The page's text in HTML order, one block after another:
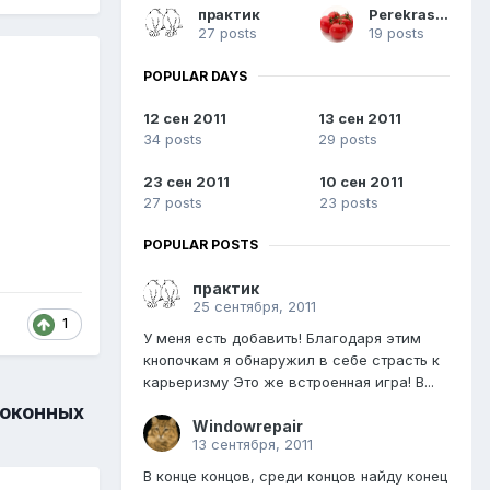
1
практик
27 posts
Perekraskin
19 posts
POPULAR DAYS
12 сен 2011
34 posts
13 сен 2011
29 posts
23 сен 2011
27 posts
10 сен 2011
23 posts
POPULAR POSTS
практик
25 сентября, 2011
У меня есть добавить! Благодаря этим
кнопочкам я обнаружил в себе страсть к
карьеризму Это же встроенная игра! В...
Windowrepair
13 сентября, 2011
В конце концов, среди концов найду конец